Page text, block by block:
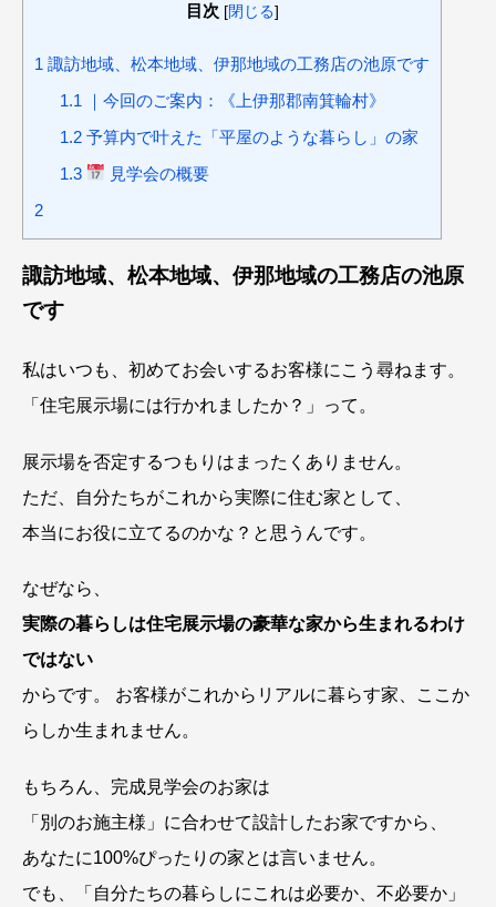
目次 [閉じる]
1 諏訪地域、松本地域、伊那地域の工務店の池原です
1.1 ｜今回のご案内：《上伊那郡南箕輪村》
1.2予算内で叶えた「平屋のような暮らし」の家
1.3
見学会の概要
2
諏訪地域、松本地域、伊那地域の工務店の池原
です
私はいつも、初めてお会いするお客様にこう尋ねます。
「住宅展示場には行かれましたか？」って。
展示場を否定するつもりはまったくありません。
ただ、自分たちがこれから実際に住む家として、
本当にお役に立てるのかな？と思うんです。
なぜなら、
実際の暮らしは住宅展示場の豪華な家から生まれるわけ
ではない
からです。 お客様がこれからリアルに暮らす家、ここか
らしか生まれません。
もちろん、完成見学会のお家は
「別のお施主様」に合わせて設計したお家ですから、
あなたに100%ぴったりの家とは言いません。
でも、「自分たちの暮らしにこれは必要か、不必要か」